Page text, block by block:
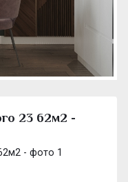
23 62м2 -
- фото 1